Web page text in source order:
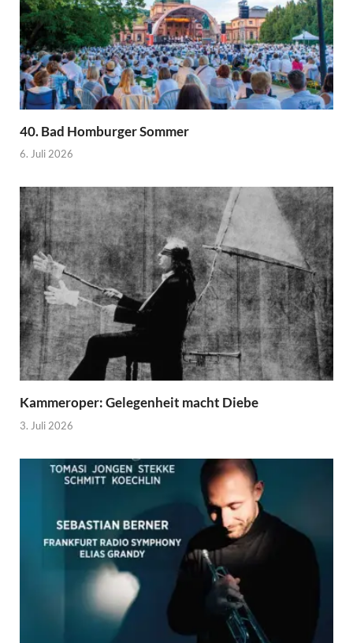
40. Bad Homburger Sommer
6. Juli 2026
Kammeroper: Gelegenheit macht Diebe
3. Juli 2026